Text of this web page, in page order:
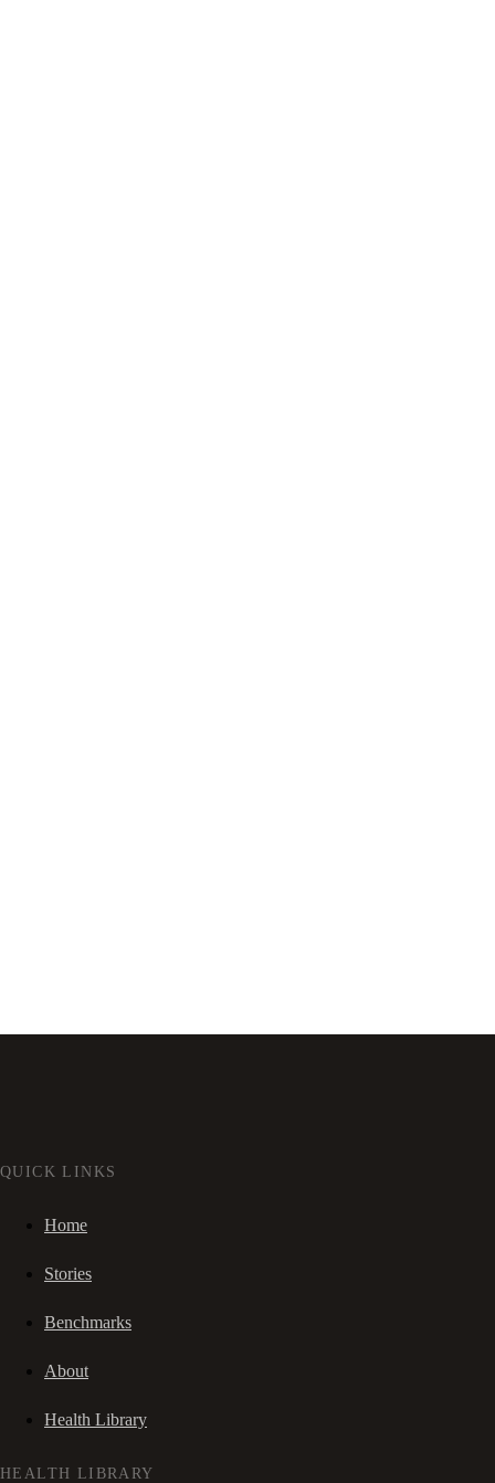
QUICK LINKS
Home
Stories
Benchmarks
About
Health Library
HEALTH LIBRARY